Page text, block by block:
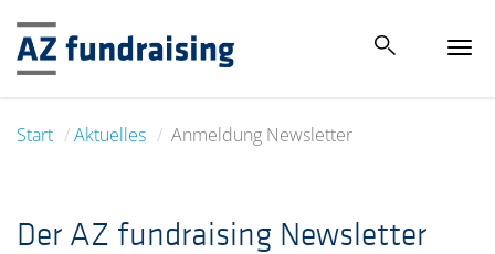
Start Aktuelles Anmeldung Newsletter
Der AZ fundraising Newsletter